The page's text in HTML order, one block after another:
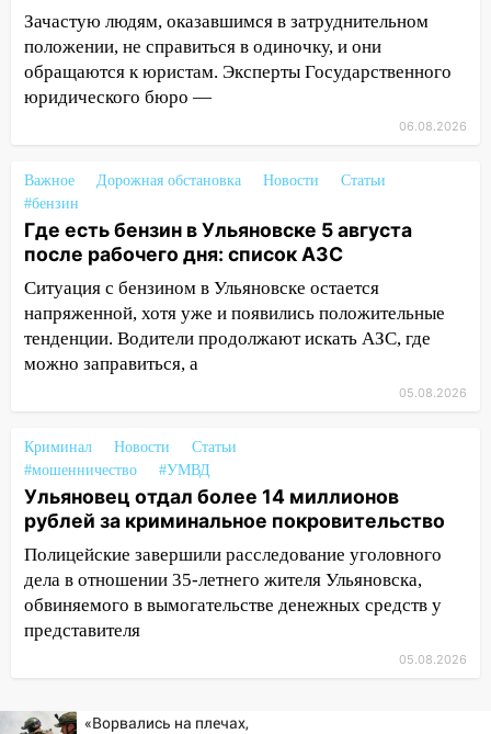
09:44 Ульяновские спасатели помогли
юному велосипедисту на улице
Чернышевского
08:21
В Заволжском районе украли два
07:18
В Ульяновск идет
тридцатиградусная жара: какая будет
погода в четверг
06:00 Четыре года борьбы: ульяновские
юристы помогли женщине засудить УК
за плесень на стенах
05:00
Кому 6 августа звезды сулят
прибыль, а кому — испытания на
05.08.2026
22:58 Соцсети: на проспекте Тюленева
ДТП с мотоциклистом
20:22
Мошенники обманули 92-летнюю
жительницу Ульяновской области
19:14 Житель Ульяновской области
подвез троих незнакомцев на трассе и
заработал уголовное дело
Ульяновской области
Зачастую людям, оказавшимся в затруднительном
положении, не справиться в одиночку, и они
обращаются к юристам. Эксперты Государственного
юридического бюро —
06.08.2026
Важное Дорожная обстановка Новости
Статьи
#бензин
Где есть бензин в Ульяновске 5 августа
после рабочего дня: список АЗС
Ситуация с бензином в Ульяновске остается
напряженной, хотя уже и появились положительные
тенденции. Водители продолжают искать АЗС, где
можно заправиться, а
05.08.2026
Криминал Новости
Статьи
#мошенничество
#УМВД
Ульяновец отдал более 14 миллионов
рублей за криминальное покровительство
Полицейские завершили расследование уголовного
дела в отношении 35-летнего жителя Ульяновска,
обвиняемого в вымогательстве денежных средств у
представителя
05.08.2026
«Ворвались на плечах,